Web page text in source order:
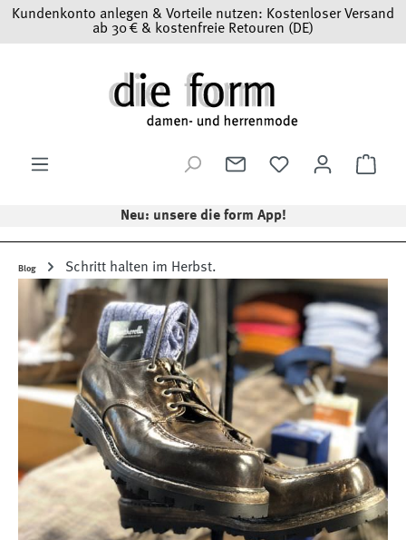
Zum Hauptinhalt springen
Kundenkonto anlegen & Vorteile nutzen: Kostenloser Versand
ab 30 € & kostenfreie Retouren (DE)
Neu: unsere die form App!
Blog Schritt halten im Herbst.